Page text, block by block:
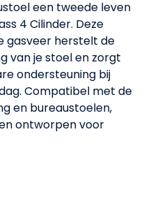
een tweede leven
4 Cilinder. Deze
gasveer herstelt de
van je stoel en zorgt
ondersteuning bij
Compatibel met de
en bureaustoelen,
ontworpen voor